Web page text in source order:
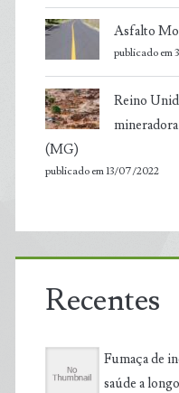
Asfalto
publicado em
Reino
(MG)
publicado em 13/07/2022
Recentes
Fumaça de
saúde a